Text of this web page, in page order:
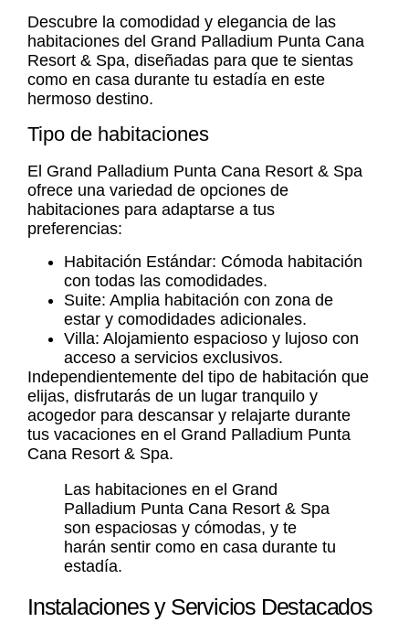
Descubre la comodidad y elegancia de las
habitaciones del Grand Palladium Punta Cana
Resort & Spa, diseñadas para que te sientas
como en casa durante tu estadía en este
hermoso destino.
Tipo de habitaciones
El Grand Palladium Punta Cana Resort & Spa
ofrece una variedad de opciones de
habitaciones para adaptarse a tus
preferencias:
Habitación Estándar: Cómoda habitación
con todas las comodidades.
Suite: Amplia habitación con zona de
estar y comodidades adicionales.
Villa: Alojamiento espacioso y lujoso con
acceso a servicios exclusivos.
Independientemente del tipo de habitación que
elijas, disfrutarás de un lugar tranquilo y
acogedor para descansar y relajarte durante
tus vacaciones en el Grand Palladium Punta
Cana Resort & Spa.
Las habitaciones en el Grand
Palladium Punta Cana Resort & Spa
son espaciosas y cómodas, y te
harán sentir como en casa durante tu
estadía.
Instalaciones y Servicios Destacados